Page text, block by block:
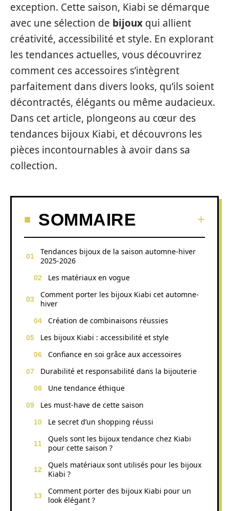
exception. Cette saison, Kiabi se démarque
avec une sélection de bijoux qui allient
créativité, accessibilité et style. En explorant
les tendances actuelles, vous découvrirez
comment ces accessoires s’intègrent
parfaitement dans divers looks, qu’ils soient
décontractés, élégants ou même audacieux.
Dans cet article, plongeons au cœur des
tendances bijoux Kiabi, et découvrons les
pièces incontournables à avoir dans sa
collection.
SOMMAIRE
Tendances bijoux de la saison automne-hiver
2025-2026
Les matériaux en vogue
Comment porter les bijoux Kiabi cet automne-
hiver
Création de combinaisons réussies
Les bijoux Kiabi : accessibilité et style
Confiance en soi grâce aux accessoires
Durabilité et responsabilité dans la bijouterie
Une tendance éthique
Les must-have de cette saison
Le secret d’un shopping réussi
Quels sont les bijoux tendance chez Kiabi
pour cette saison ?
Quels matériaux sont utilisés pour les bijoux
Kiabi ?
Comment porter des bijoux Kiabi pour un
look élégant ?